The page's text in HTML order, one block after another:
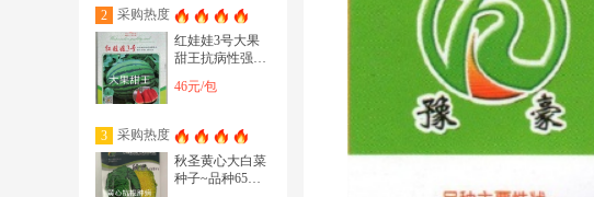
2
采购热度
红娃娃3号大果
甜王抗病性强囗
裂果20斤以上
46元/包
3
采购热度
秋圣黄心大白菜
种子~品种65天